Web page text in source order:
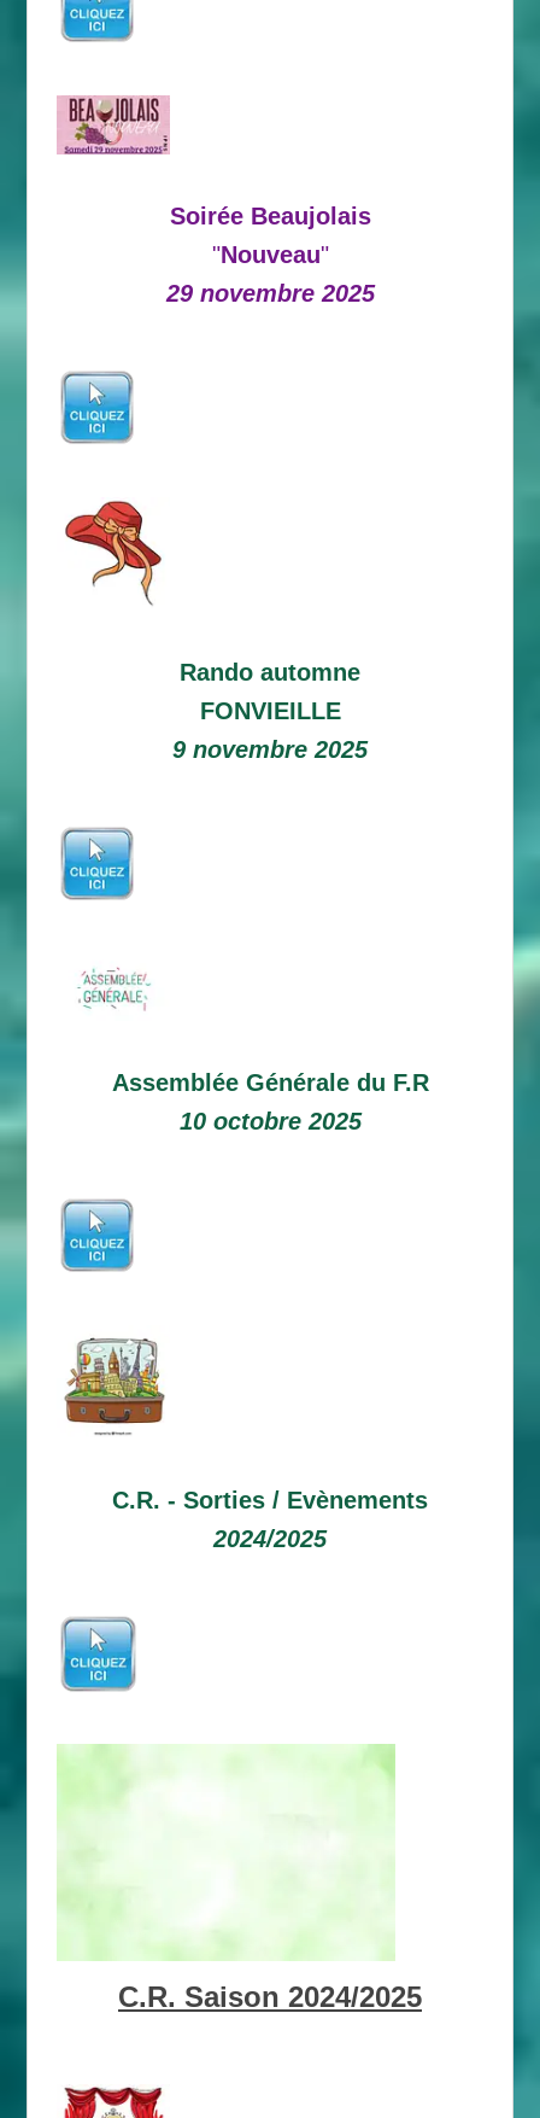
Soirée Beaujolais
"Nouveau"
29 novembre 2025
Rando automne
FONVIEILLE
9 novembre 2025
Assemblée Générale du F.R
10 octobre 2025
C.R. - Sorties / Evènements
2024/2025
C.R. Saison 2024/2025